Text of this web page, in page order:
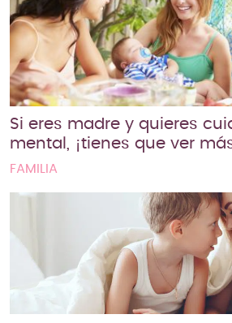
Si eres madre y quieres
mental, ¡tienes que ver
FAMILIA